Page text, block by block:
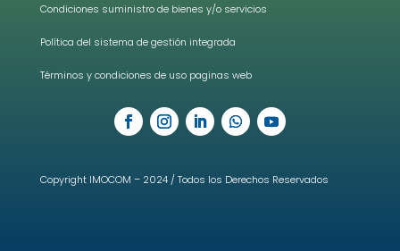
Condiciones suministro de bienes y/o servicios
Política del sistema de gestión integrada
Términos y condiciones de uso paginas web
Copyright IMOCOM – 2024 / Todos los Derechos Reservados